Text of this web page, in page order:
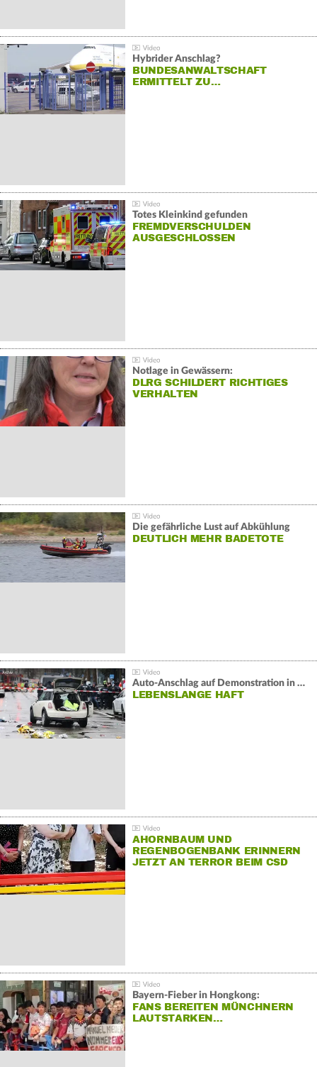
Hybrider Anschlag?
BUNDESANWALTSCHAFT
ERMITTELT ZU…
Totes Kleinkind gefunden
FREMDVERSCHULDEN
AUSGESCHLOSSEN
Notlage in Gewässern:
DLRG SCHILDERT RICHTIGES
VERHALTEN
Die gefährliche Lust auf Abkühlung
DEUTLICH MEHR BADETOTE
Auto-Anschlag auf Demonstration in München:
LEBENSLANGE HAFT
AHORNBAUM UND
REGENBOGENBANK ERINNERN
JETZT AN TERROR BEIM CSD
Bayern-Fieber in Hongkong:
FANS BEREITEN MÜNCHNERN
LAUTSTARKEN…